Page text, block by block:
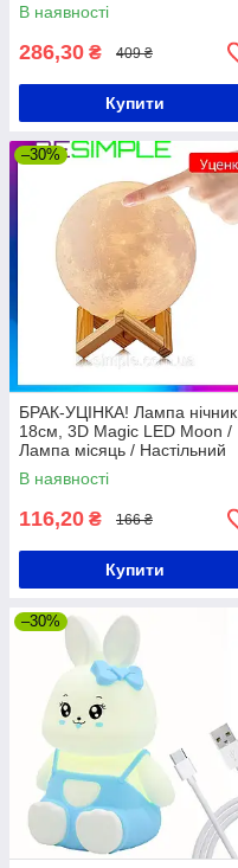
світильник панда
В наявності
286,30 ₴ 409 ₴
Купити
–30%
БРАК-УЦІНКА! Лампа нічник,
18см, 3D Magic LED Moon /
Лампа місяць / Настільний
нічник
В наявності
116,20 ₴ 166 ₴
Купити
–30%